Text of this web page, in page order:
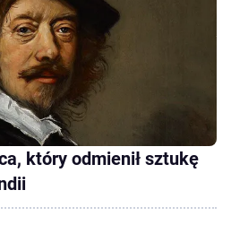
który odmienił sztukę